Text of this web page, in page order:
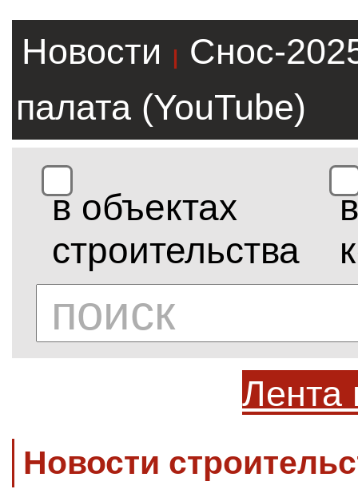
Новости |
Снос-
палата (YouTube)
в объектах
строительства
в
Лента
Новости